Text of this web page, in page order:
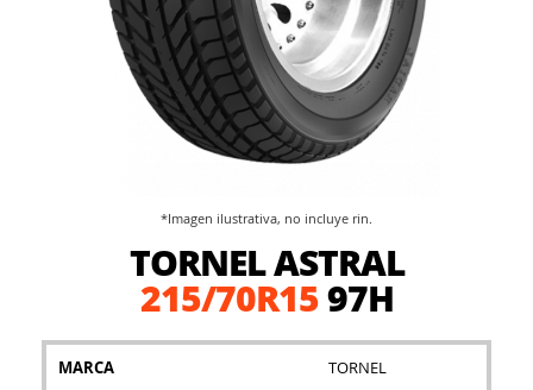
TORNEL ASTRAL
215/70R1597H
MARCA TORNEL
*Imagen ilustrativa, no incluye rin.
galería